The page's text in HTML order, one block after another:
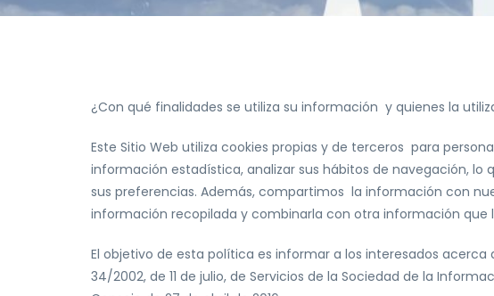
¿Con qué finalidades se utiliza su información y quienes la
Este Sitio Web utiliza cookies propias y de terceros para
información estadística, analizar sus hábitos de navegación,
sus preferencias. Además, compartimos la información con
información recopilada y combinarla con otra información que
El objetivo de esta política es informar a los interesados
34/2002, de 11 de julio, de Servicios de la Sociedad de la